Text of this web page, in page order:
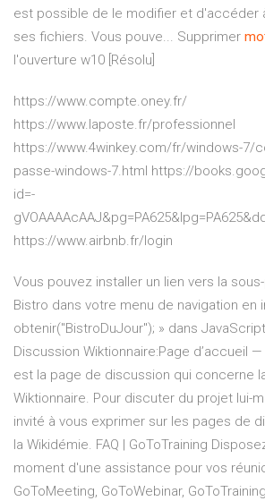
est possible de le modifier et d'accéder
ses fichiers. Vous pouve... Supprimer
l'ouverture w10 [Résolu]
https://www.compte.oney.fr/
https://www.laposte.fr/professionnel
https://www.4winkey.com/fr/windows-7/
passe-windows-7.html https://
id=-
https://www.airbnb.fr/login
Vous pouvez installer un lien vers la
Bistro dans votre menu de navigation en
obtenir("BistroDuJour"); » dans
Discussion Wiktionnaire:Page d’accueil
est la page de discussion qui concerne
Wiktionnaire. Pour discuter du projet lui-
invité à vous exprimer sur les pages de
la Wikidémie. FAQ | GoToTraining
moment d'une assistance pour vos
GoToMeeting, GoToWebinar,